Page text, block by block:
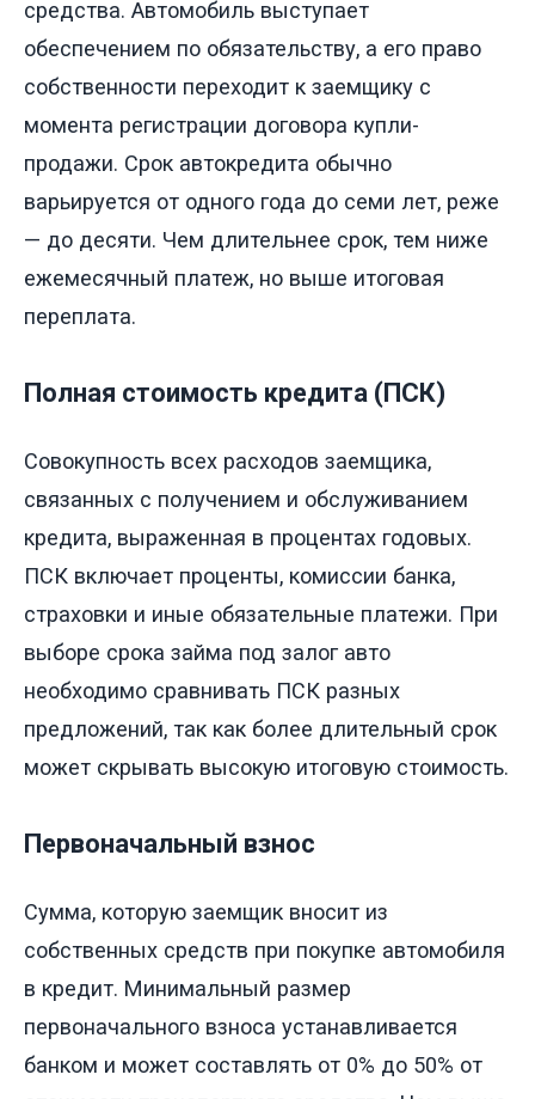
средства. Автомобиль выступает
обеспечением по обязательству, а его право
собственности переходит к заемщику с
момента регистрации договора купли-
продажи. Срок автокредита обычно
варьируется от одного года до семи лет, реже
— до десяти. Чем длительнее срок, тем ниже
ежемесячный платеж, но выше итоговая
переплата.
Полная стоимость кредита (ПСК)
Совокупность всех расходов заемщика,
связанных с получением и обслуживанием
кредита, выраженная в процентах годовых.
ПСК включает проценты, комиссии банка,
страховки и иные обязательные платежи. При
выборе срока займа под залог авто
необходимо сравнивать ПСК разных
предложений, так как более длительный срок
может скрывать высокую итоговую стоимость.
Первоначальный взнос
Сумма, которую заемщик вносит из
собственных средств при покупке автомобиля
в кредит. Минимальный размер
первоначального взноса устанавливается
банком и может составлять от 0% до 50% от